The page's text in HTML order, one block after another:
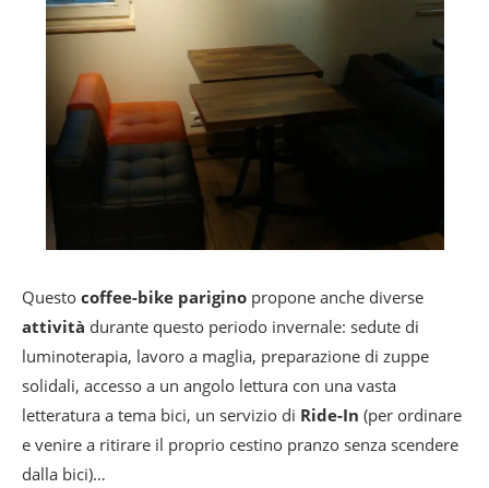
Questo coffee-bike parigino propone anche diverse
attività durante questo periodo invernale: sedute di
luminoterapia, lavoro a maglia, preparazione di zuppe
solidali, accesso a un angolo lettura con una vasta
letteratura a tema bici, un servizio di Ride-In (per ordinare
e venire a ritirare il proprio cestino pranzo senza scendere
dalla bici)…